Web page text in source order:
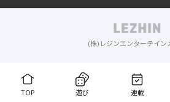
TOP 遊び 連載
(株)レジンエンターテイン